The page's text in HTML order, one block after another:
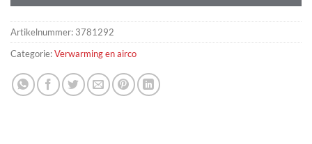
Artikelnummer: 3781292
Categorie:Verwarming en airco